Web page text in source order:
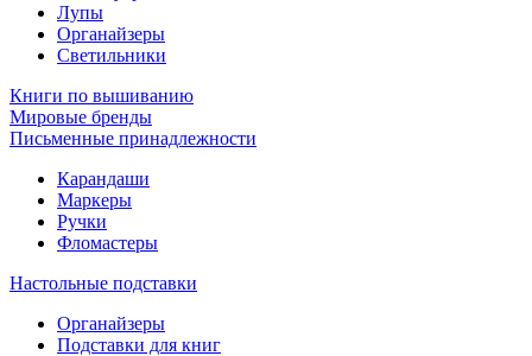
Лупы
Органайзеры
Светильники
Книги по вышиванию
Мировые бренды
Письменные принадлежности
Карандаши
Маркеры
Ручки
Фломастеры
Настольные подставки
Органайзеры
Подставки для книг